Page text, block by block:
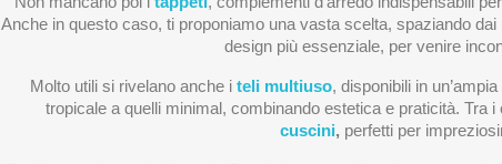
Anche in questo caso, ti proponiamo una vasta scelta, spaziando
design più essenziale, per venire
Molto utili si rivelano anche i teli multiuso, disponibili in
tropicale a quelli minimal, combinando estetica e praticità. Tra
cuscini, perfetti per